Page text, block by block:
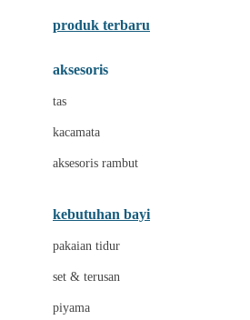
Baabaasheepz
Baby Dove
Baby Jogger
produk terbaru
aksesoris
tas
kacamata
aksesoris rambut
kebutuhan bayi
pakaian tidur
set & terusan
piyama